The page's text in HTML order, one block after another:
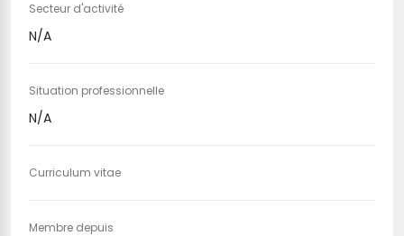
Secteur d'activité
N/A
Situation professionnelle
N/A
Curriculum vitae
Membre depuis